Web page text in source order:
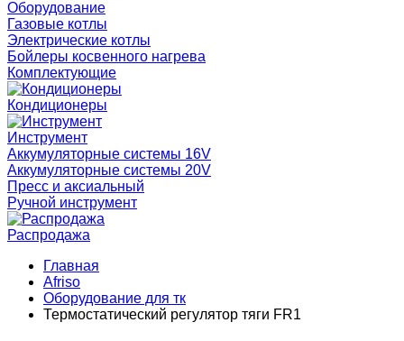
Оборудование
Газовые котлы
Электрические котлы
Бойлеры косвенного нагрева
Комплектующие
Кондиционеры
Инструмент
Аккумуляторные системы 16V
Аккумуляторные системы 20V
Пресс и аксиальный
Ручной инструмент
Распродажа
Главная
Afriso
Оборудование для тк
Термостатический регулятор тяги FR1